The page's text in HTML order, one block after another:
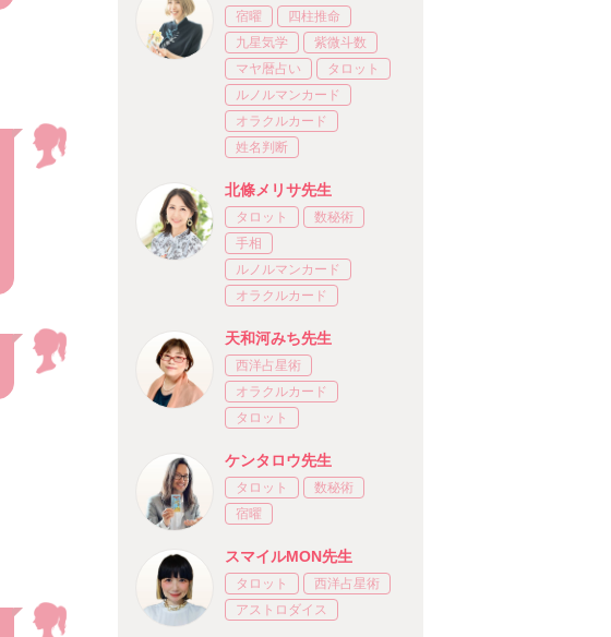
宿曜
四柱推命
九星気学
紫微斗数
マヤ暦占い
タロット
ルノルマンカード
オラクルカード
姓名判断
北條メリサ先生
タロット
数秘術
手相
ルノルマンカード
オラクルカード
天和河みち先生
西洋占星術
オラクルカード
タロット
ケンタロウ先生
タロット
数秘術
宿曜
スマイルMON先生
タロット
西洋占星術
アストロダイス